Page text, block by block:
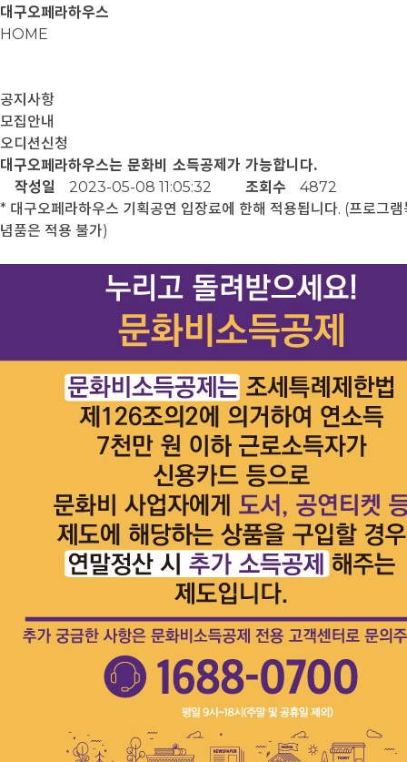
대구오페라하우스
HOME
공지사항
모집안내
오디션신청
대구오페라하우스는 문화비 소득공제가 가능합니다.
작성일
2023-05-08 11:05:32 조회수
4872
* 대구오페라하우스 기획공연 입장료에 한해 적용됩니다. (프로그램
념품은 적용 불가)